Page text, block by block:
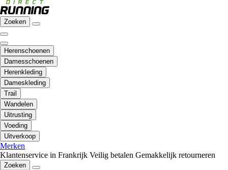
Zoeken
Herenschoenen
Damesschoenen
Herenkleding
Dameskleding
Trail
Wandelen
Uitrusting
Voeding
Uitverkoop
Merken
Klantenservice in Frankrijk Veilig betalen Gemakkelijk retourneren
Zoeken